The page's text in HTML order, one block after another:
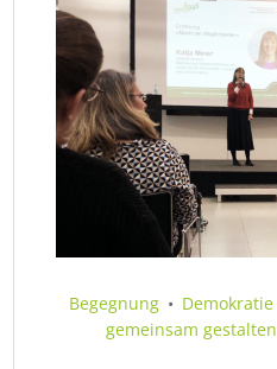
Begegnung • Demokratie
gemeinsam gestalten